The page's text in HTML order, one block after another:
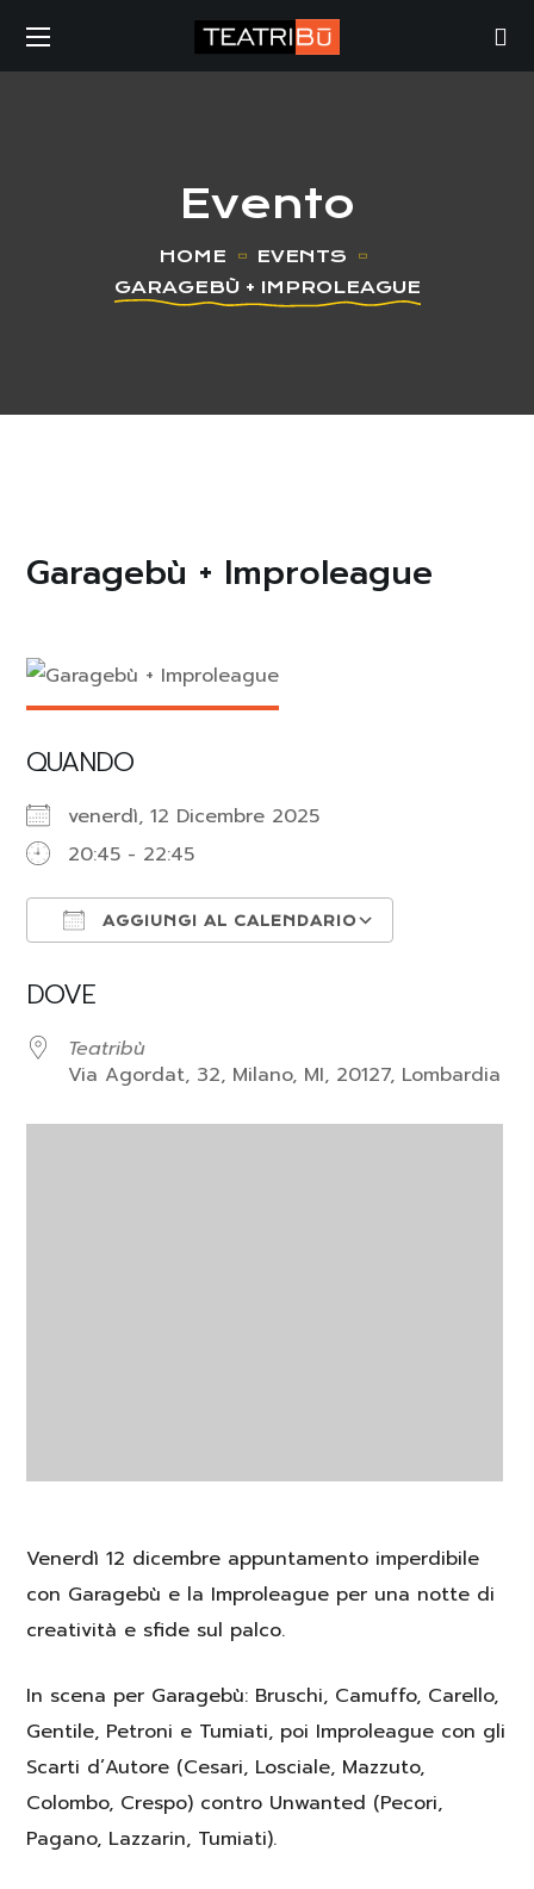
Evento
HOME
EVENTS
GARAGEBÙ + IMPROLEAGUE
Garagebù + Improleague
QUANDO
venerdì, 12 Dicembre 2025
20:45 - 22:45
AGGIUNGI AL CALENDARIO
DOVE
Teatribù
Via Agordat, 32, Milano, MI, 20127, Lombardia
Venerdì 12 dicembre appuntamento imperdibile
con Garagebù e la Improleague per una notte di
creatività e sfide sul palco.
In scena per Garagebù: Bruschi, Camuffo, Carello,
Gentile, Petroni e Tumiati, poi Improleague con gli
Scarti d’Autore (Cesari, Losciale, Mazzuto,
Colombo, Crespo) contro Unwanted (Pecori,
Pagano, Lazzarin, Tumiati).